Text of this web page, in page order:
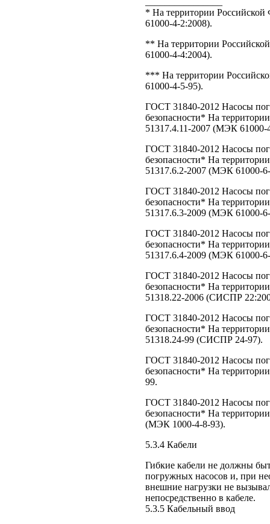
* На территории
61000-4-2:2008).
** На территории
61000-4-4:2004).
*** На территории
61000-4-5-95).
ГОСТ 31840-2012 Насосы
безопасности* На
51317.4.11-2007 (МЭК 61000-
ГОСТ 31840-2012 Насосы
безопасности* На
51317.6.2-2007 (МЭК 61000-
ГОСТ 31840-2012 Насосы
безопасности* На
51317.6.3-2009 (МЭК 61000-
ГОСТ 31840-2012 Насосы
безопасности* На
51317.6.4-2009 (МЭК 61000-
ГОСТ 31840-2012 Насосы
безопасности* На
51318.22-2006 (СИСПР
ГОСТ 31840-2012 Насосы
безопасности* На
51318.24-99 (СИСПР 24-97).
ГОСТ 31840-2012 Насосы
безопасности* На
99.
ГОСТ 31840-2012 Насосы
безопасности* На
(МЭК 1000-4-8-93).
5.3.4 Кабели
Гибкие кабели не должны
погружных насосов и, при
внешние нагрузки не
непосредственно в кабеле.
5.3.5 Кабельный ввод